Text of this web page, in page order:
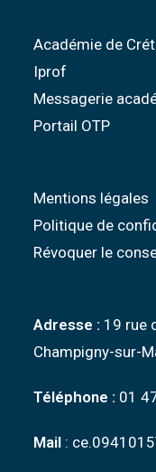
Académie de
Iprof
Messagerie
Portail OTP
Mentions légales
Politique de
Révoquer le
Adresse : 19 rue
Champigny-sur-
Téléphone : 01
Mail :